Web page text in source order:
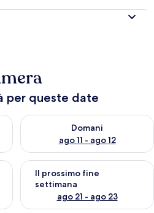
per queste date
sera, ago 10 - ago 11
Domani
ago 11 - ago 12
Verifica la disponibilità per
fine settimana, ago 14 -
Il prossimo fine
settimana
ago 21 - ago 23
Verifica la disponibilità per il